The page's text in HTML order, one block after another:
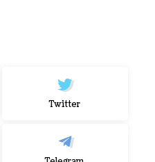
Twitter